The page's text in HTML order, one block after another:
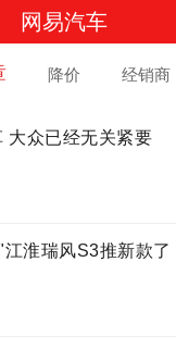
网易汽车
降价 经销商
大众已经无关紧要
淮瑞风S3推新款了